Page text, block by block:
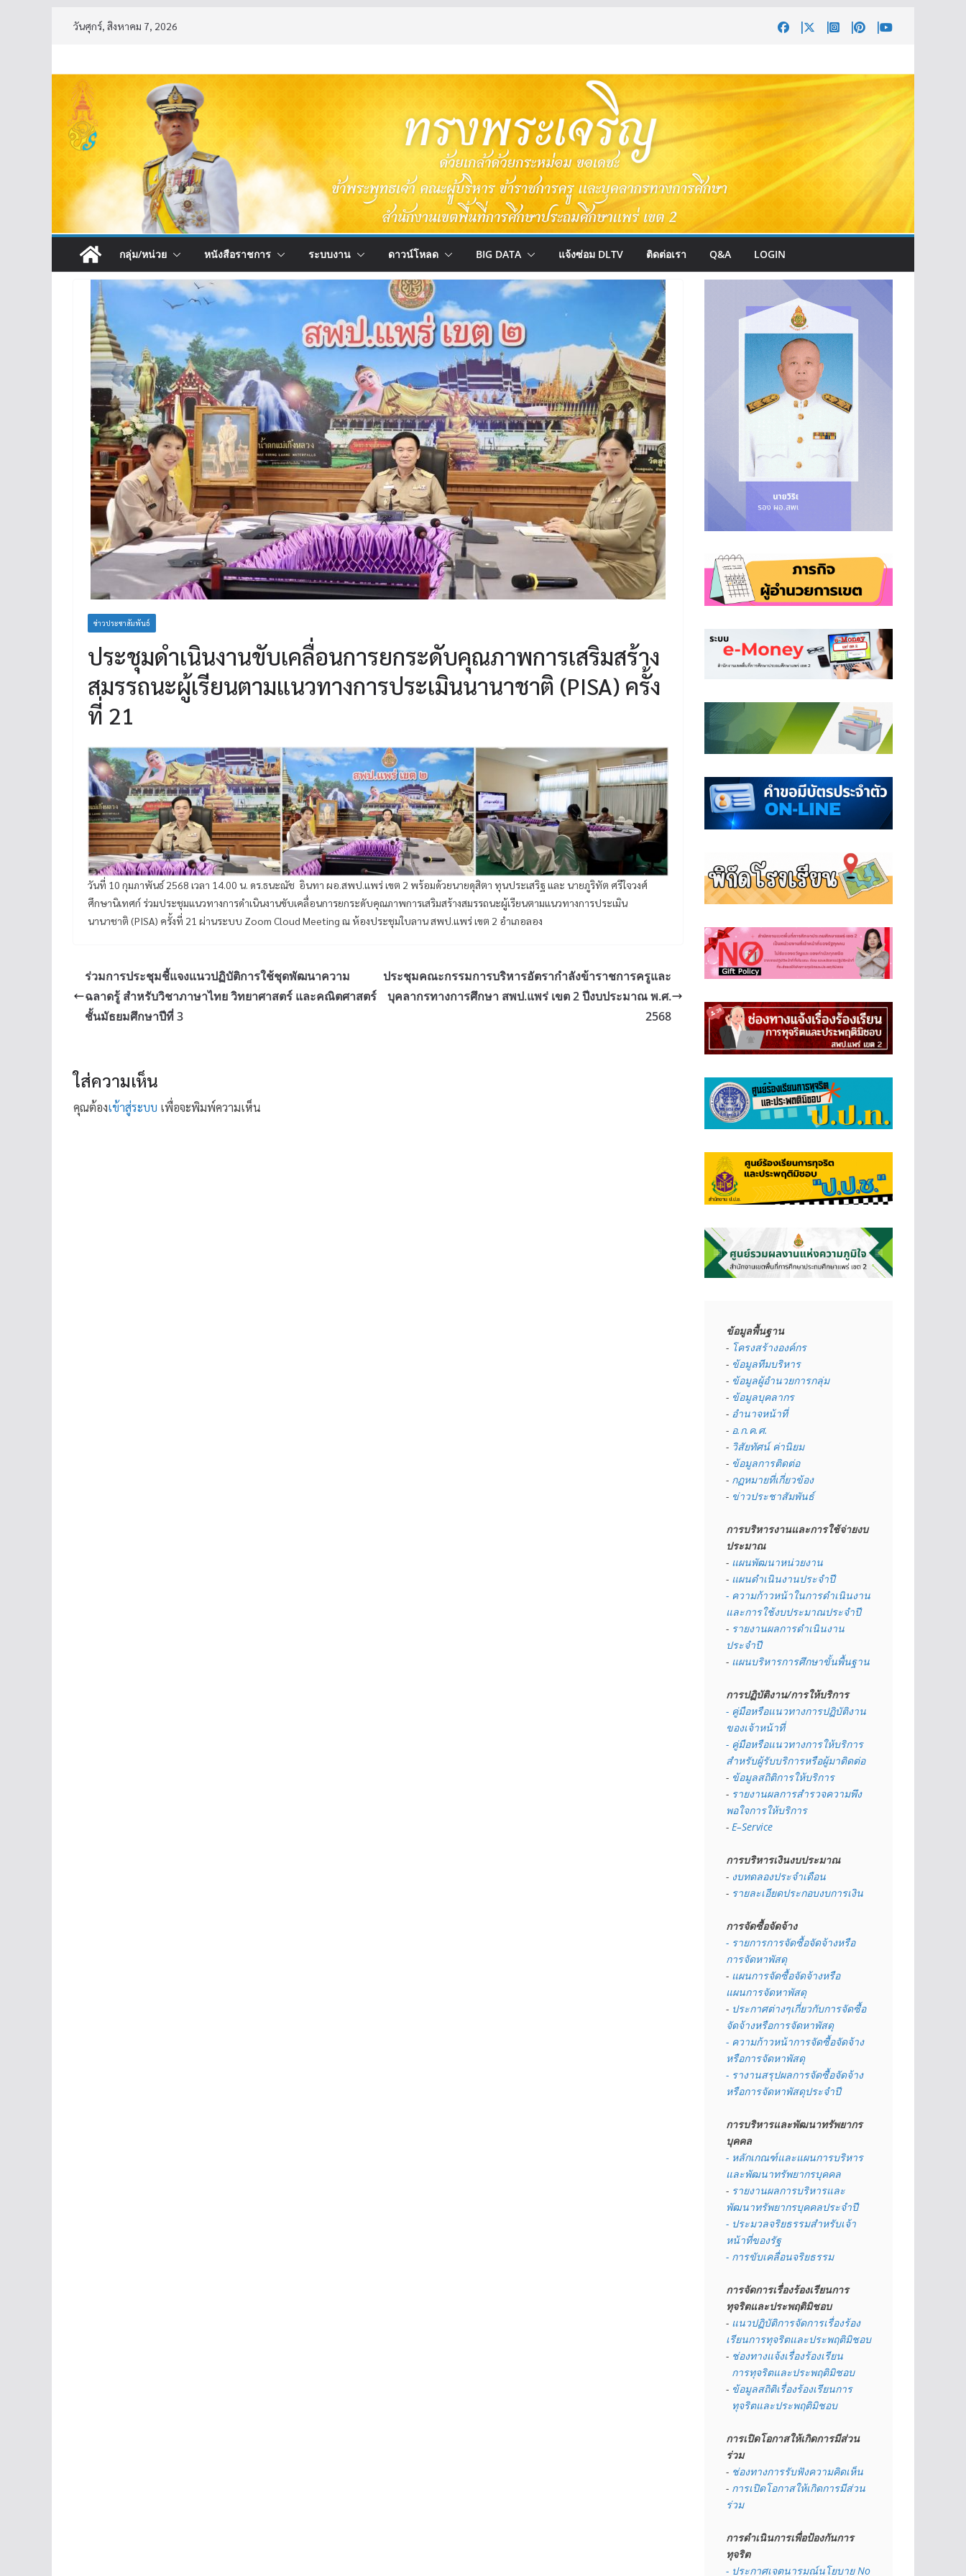
วันศุกร์, สิงหาคม 7, 2026
กลุ่ม/หน่วย หนังสือราชการ ระบบงาน ดาวน์โหลด BIG DATA แจ้งซ่อม DLTV ติดต่อเรา Q&A LOGIN
ข่าวประชาสัมพันธ์
ประชุมดำเนินงานขับเคลื่อนการยกระดับคุณภาพการเสริมสร้าง
สมรรถนะผู้เรียนตามแนวทางการประเมินนานาชาติ (PISA) ครั้ง
ที่ 21
วันที่ 10 กุมภาพันธ์ 2568 เวลา 14.00 น. ดร.ธนะณัช อินทา ผอ.สพป.แพร่ เขต 2 พร้อมด้วยนายดุสิตา ทุนประเสริฐ และ นายภูริทัต ศรีใจวงศ์
ศึกษานิเทศก์ ร่วมประชุมแนวทางการดำเนินงานขับเคลื่อนการยกระดับคุณภาพการเสริมสร้างสมรรถนะผู้เรียนตามแนวทางการประเมิน
นานาชาติ (PISA) ครั้งที่ 21 ผ่านระบบ Zoom Cloud Meeting ณ ห้องประชุมใบลาน สพป.แพร่ เขต 2 อำเภอลอง
ร่วมการประชุมชี้แจงแนวปฏิบัติการใช้ชุดพัฒนาความ
ฉลาดรู้ สำหรับวิชาภาษาไทย วิทยาศาสตร์ และคณิตศาสตร์
ชั้นมัธยมศึกษาปีที่ 3
ประชุมคณะกรรมการบริหารอัตรากำลังข้าราชการครูและ
บุคลากรทางการศึกษา สพป.แพร่ เขต 2 ปีงบประมาณ พ.ศ.
2568
ใส่ความเห็น
คุณต้องเข้าสู่ระบบ เพื่อจะพิมพ์ความเห็น
ข้อมูลพื้นฐาน
- โครงสร้างองค์กร
- ข้อมูลทีมบริหาร
- ข้อมูลผู้อำนวยการกลุ่ม
- ข้อมูลบุคลากร
- อำนาจหน้าที่
- อ.ก.ค.ศ.
- วิสัยทัศน์ ค่านิยม
- ข้อมูลการติดต่อ
- กฏหมายที่เกี่ยวข้อง
- ข่าวประชาสัมพันธ์
การบริหารงานและการใช้จ่ายงบ
ประมาณ
- แผนพัฒนาหน่วยงาน
- แผนดำเนินงานประจำปี
- ความก้าวหน้าในการดำเนินงาน
และการใช้งบประมาณประจำปี
- รายงานผลการดำเนินงาน
ประจำปี
- แผนบริหารการศึกษาขั้นพื้นฐาน
การปฏิบัติงาน/การให้บริการ
- คู่มือหรือแนวทางการปฏิบัติงาน
ของเจ้าหน้าที่
- คู่มือหรือแนวทางการให้บริการ
สำหรับผู้รับบริการหรือผู้มาติดต่อ
- ข้อมูลสถิติการให้บริการ
- รายงานผลการสำรวจความพึง
พอใจการให้บริการ
- E–Service
การบริหารเงินงบประมาณ
- งบทดลองประจำเดือน
- รายละเอียดประกอบงบการเงิน
การจัดซื้อจัดจ้าง
- รายการการจัดซื้อจัดจ้างหรือ
การจัดหาพัสดุ
- แผนการจัดซื้อจัดจ้างหรือ
แผนการจัดหาพัสดุ
- ประกาศต่างๆเกี่ยวกับการจัดซื้อ
จัดจ้างหรือการจัดหาพัสดุ
- ความก้าวหน้าการจัดซื้อจัดจ้าง
หรือการจัดหาพัสดุ
- รางานสรุปผลการจัดซื้อจัดจ้าง
หรือการจัดหาพัสดุประจำปี
การบริหารและพัฒนาทรัพยากร
บุคคล
- หลักเกณฑ์และแผนการบริหาร
และพัฒนาทรัพยากรบุคคล
- รายงานผลการบริหารและ
พัฒนาทรัพยากรบุคคลประจำปี
- ประมวลจริยธรรมสำหรับเจ้า
หน้าที่ของรัฐ
- การขับเคลื่อนจริยธรรม
การจัดการเรื่องร้องเรียนการ
ทุจริตและประพฤติมิชอบ
- แนวปฏิบัติการจัดการเรื่องร้อง
เรียนการทุจริตและประพฤติมิชอบ
- ช่องทางแจ้งเรื่องร้องเรียน
  การทุจริตและประพฤติมิชอบ
- ข้อมูลสถิติเรื่องร้องเรียนการ
  ทุจริตและประพฤติมิชอบ
การเปิดโอกาสให้เกิดการมีส่วน
ร่วม
- ช่องทางการรับฟังความคิดเห็น
- การเปิดโอกาสให้เกิดการมีส่วน
ร่วม
การดำเนินการเพื่อป้องกันการ
ทุจริต
- ประกาศเจตนารมณ์นโยบาย No